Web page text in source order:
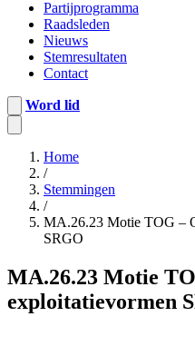
Partijprogramma
Raadsleden
Nieuws
Stemresultaten
Contact
Word lid
Home
/
Stemmingen
/
MA.26.23 Motie TOG –
SRGO
MA.26.23 Motie
exploitatievormen